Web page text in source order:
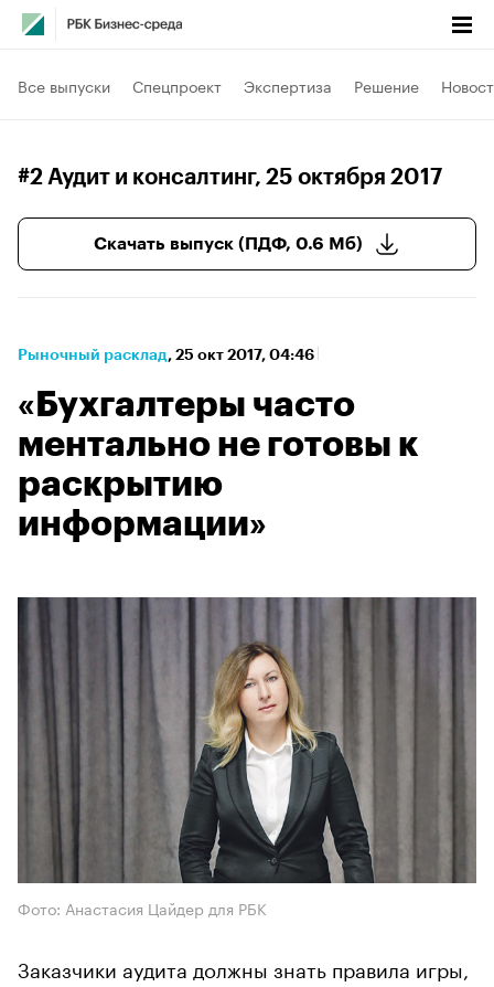
Все выпуски Спецпроект Экспертиза Решение
#2 Аудит и консалтинг, 25 октября 2017
Скачать выпуск (ПДФ, 0.6 Мб)
Рыночный расклад⁠, 25 окт 2017, 04:46
«Бухгалтеры часто
ментально не готовы к
раскрытию
информации»
Фото: Анастасия Цайдер для РБК
Заказчики аудита должны знать правила игры,